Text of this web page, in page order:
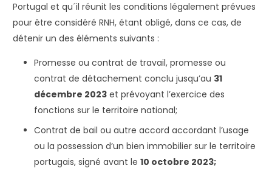
Portugal et qu´il réunit les conditions légalement prévues
pour être considéré RNH, étant obligé, dans ce cas, de
détenir un des éléments suivants :
Promesse ou contrat de travail, promesse ou
contrat de détachement conclu jusqu’au 31
décembre 2023 et prévoyant l’exercice des
fonctions sur le territoire national;
Contrat de bail ou autre accord accordant l’usage
ou la possession d’un bien immobilier sur le territoire
portugais, signé avant le 10 octobre 2023;